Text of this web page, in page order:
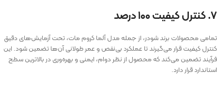
۷. کنترل کیفیت ۱۰۰ درصد
تمامی محصولات برند شودر، از جمله مدل آلما کروم مات، تحت آزمایش‌های دقیق
کنترل کیفیت قرار می‌گیرند تا عملکرد بی‌نقص و عمر طولانی آن‌ها تضمین شود. این
فرآیند تضمین می‌کند که محصول از نظر دوام، ایمنی و بهره‌وری در بالاترین سطح
استاندارد قرار دارد.